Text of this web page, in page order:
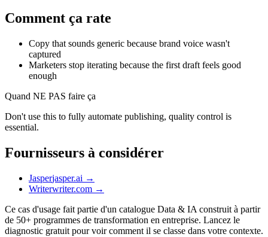
Comment ça rate
Copy that sounds generic because brand voice wasn't
captured
Marketers stop iterating because the first draft feels good
enough
Quand NE PAS faire ça
Don't use this to fully automate publishing, quality control is
essential.
Fournisseurs à considérer
Jasperjasper.ai →
Writerwriter.com →
Ce cas d'usage fait partie d'un catalogue Data & IA construit à partir
de 50+ programmes de transformation en entreprise. Lancez le
diagnostic gratuit pour voir comment il se classe dans votre contexte.